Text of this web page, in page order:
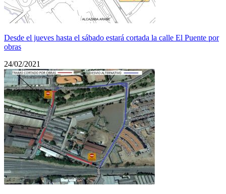
Desde el jueves hasta el sábado estará cortada la calle El Puente por
obras
24/02/2021